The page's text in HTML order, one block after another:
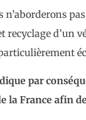
n’aborderons
recyclage d’un
par
la France afin